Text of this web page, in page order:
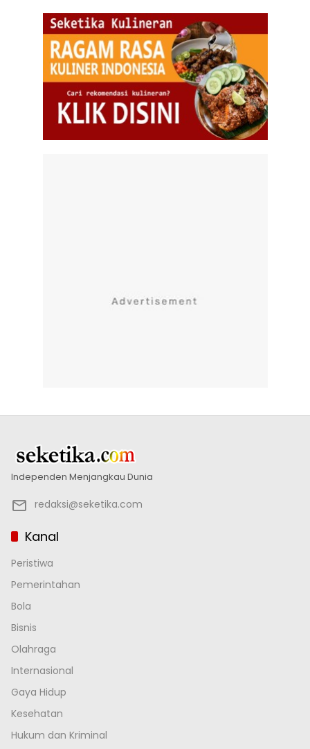
Independen Menjangkau Dunia
redaksi@seketika.com
Kanal
Peristiwa
Pemerintahan
Bola
Bisnis
Olahraga
Internasional
Gaya Hidup
Kesehatan
Hukum dan Kriminal